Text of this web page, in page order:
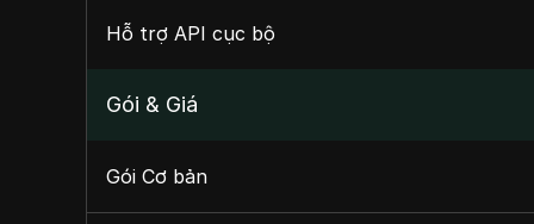
Hỗ trợ API cục bộ
Gói & Giá
Gói Cơ bản